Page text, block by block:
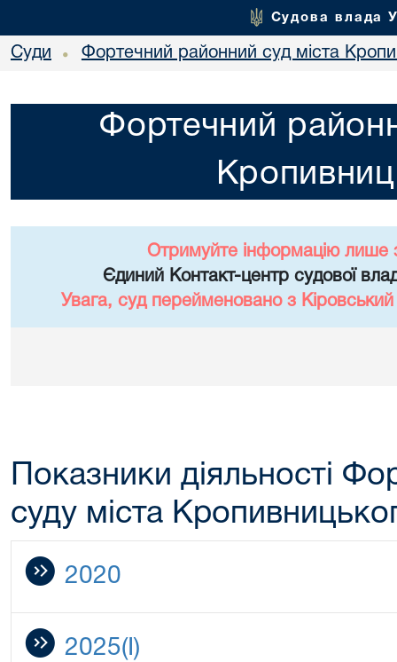
Судова влада
Суди • Фортечний районний суд міста
Фортечний
Отримуйте інформацію лише
Єдиний Контакт-центр судової
Увага, суд перейменовано з
Показники діяльності
суду міста
2020
2025(I)